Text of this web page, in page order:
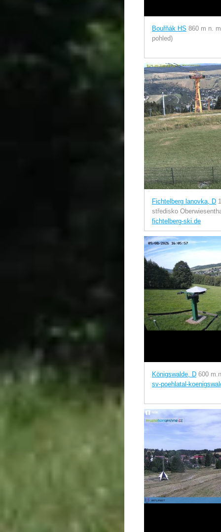
Bouřňák HS 860 m n.
pohled)
Fichtelberg lanovka, D
středisko
fichtelberg-ski.de
Königswalde, D 600
sv-poehlatal-